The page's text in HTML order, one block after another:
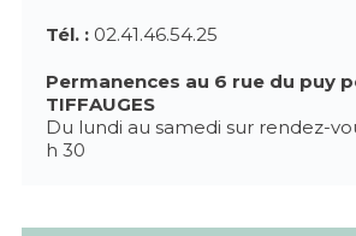
Tél. :02.41.46.54.25
Permanences au 6 rue du puy
TIFFAUGES
Du lundi au samedi sur rendez-
h 30